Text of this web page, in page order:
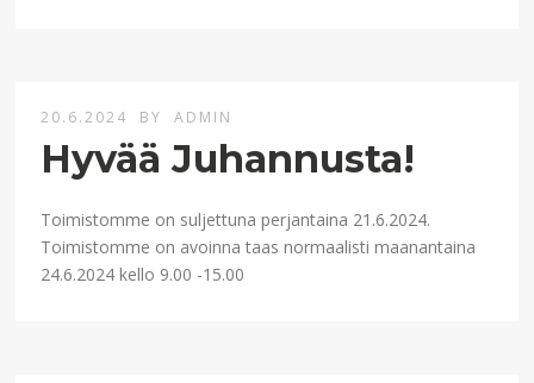
20.6.2024 BY ADMIN
Hyvää Juhannusta!
Toimistomme on suljettuna perjantaina 21.6.2024.
Toimistomme on avoinna taas normaalisti maanantaina
24.6.2024 kello 9.00 -15.00